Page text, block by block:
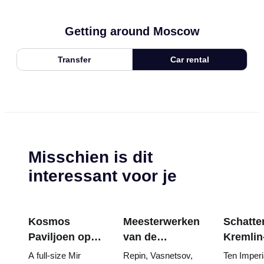
Getting around Moscow
Transfer Car rental
Misschien is dit
interessant voor je
Kosmos
Paviljoen op
VDNKh:
A full-size Mir
Meesterwerken
van de
Tretjakovgalerij:
Repin, Vasnetsov,
Ten